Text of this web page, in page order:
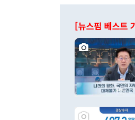
[뉴스핌 베스트